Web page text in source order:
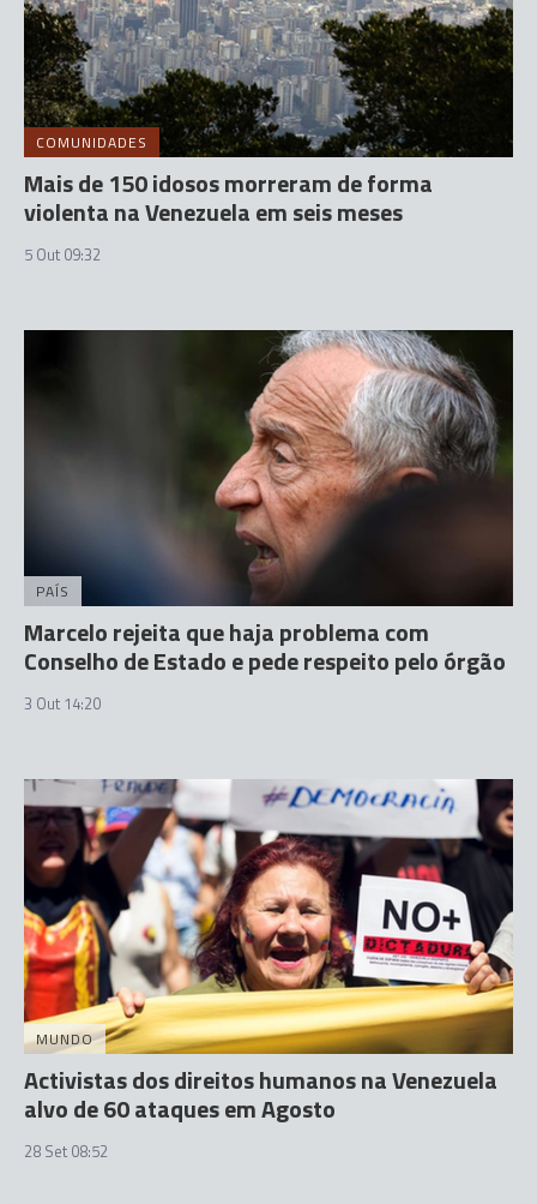
COMUNIDADES
Mais de 150 idosos morreram de forma
violenta na Venezuela em seis meses
5 Out 09:32
PAÍS
Marcelo rejeita que haja problema com
Conselho de Estado e pede respeito pelo órgão
3 Out 14:20
MUNDO
Activistas dos direitos humanos na Venezuela
alvo de 60 ataques em Agosto
28 Set 08:52